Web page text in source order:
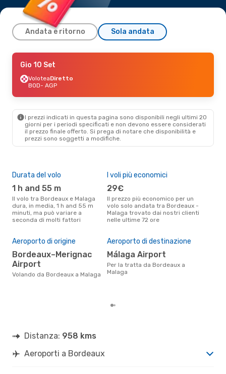
Andata e ritorno Sola andata
Gio 17 Set
VoloteaDiretto
BOD- AGP
AGP- BOD
Gio 10 Set - Lun 14 Set
VoloteaDiretto
Volotea
Diretto
BOD - AGP
Vueling1 Scalo
AGP- BOD
Gio 10 Set
VoloteaDiretto
BOD- AGP
I prezzi indicati in questa pagina sono disponibili negli ultimi 20
giorni per i periodi specificati e non devono essere considerati
il ​​prezzo finale offerto. Si prega di notare che disponibilità e
prezzi sono soggetti a modifiche.
Durata del volo
1 h and 55 m
Il volo tra Bordeaux e Malaga
dura, in media, 1 h and 55 m
minuti, ma può variare a
seconda di molti fattori
I voli più economici
29€
Il prezzo più economico per un
volo solo andata tra Bordeaux -
Malaga trovato dai nostri clienti
nelle ultime 72 ore
Aeroporto di origine
Bordeaux–Merignac
Airport
Volando da Bordeaux a Malaga
Aeroporto di destinazione
Málaga Airport
Per la tratta da Bordeaux a
Malaga
Distanza: 958 kms
Aeroporti a Bordeaux